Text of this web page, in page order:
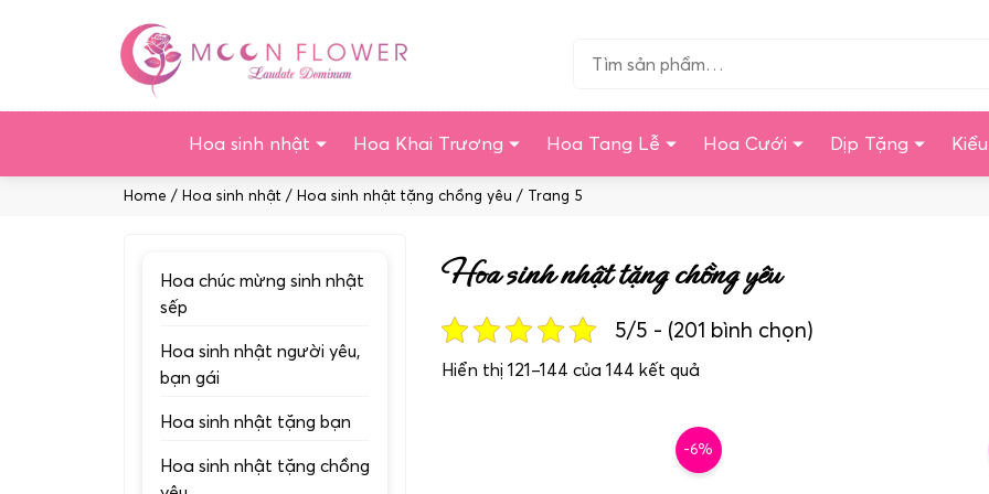
Tìm…
Hoa sinh nhật Hoa Khai Trương Hoa Tang Lễ Hoa Cưới Dịp Tặng
Home / Hoa sinh nhật / Hoa sinh nhật tặng chồng yêu / Trang 5
Hoa sinh nhật tặng chồng yêu
5/5 - (201 bình chọn)
Hiển thị 121–144 của 144 kết quả
-6%
Hoa chúc mừng sinh nhật
sếp
Hoa sinh nhật người yêu,
bạn gái
Hoa sinh nhật tặng bạn
Hoa sinh nhật tặng chồng